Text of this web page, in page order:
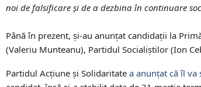
noi de falsificare şi de a dezbina în continuare
Până în prezent, și-au anunțat candidații la
(Valeriu Munteanu), Partidul Socialiștilor (Ion
Partidul Acțiune și Solidaritate a anunțat că îl va